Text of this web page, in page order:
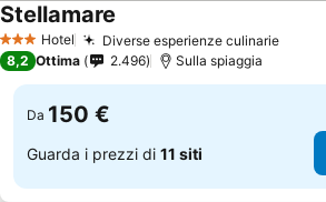
3 StelleHotel Diverse esperienze culinarie
Stellamare
8,2 Ottima 2.496 Sulla spiaggia
Da 150 €
Guarda i prezzi di 11 siti